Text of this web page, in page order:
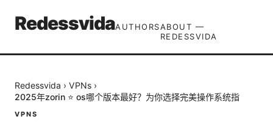
RedessvidaAUTHORSABOUT —
REDESSVIDA
Redessvida › VPNs ›
2025年zorin ⭐ os哪个版本最好？为你选择完美操作系统指
VPNS